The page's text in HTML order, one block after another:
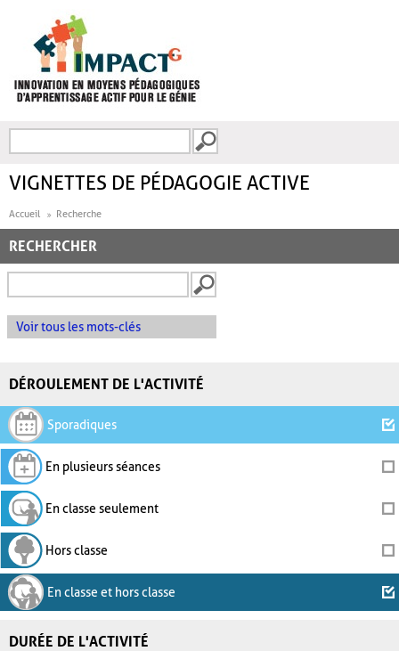
FORMULAIRE DE
VIGNETTES DE PÉDAGOGIE ACTIVE
Accueil Recherche
RECHERCHER
Voir tous les mots-clés
DÉROULEMENT DE L'ACTIVITÉ
Sporadiques
En plusieurs séances
En classe seulement
Hors classe
En classe et hors classe
DURÉE DE L'ACTIVITÉ